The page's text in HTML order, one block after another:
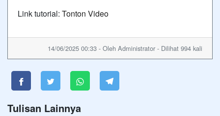
Link tutorial: Tonton Video
14/06/2025 00:33 - Oleh Administrator - Dilihat 994 kali
Tulisan Lainnya